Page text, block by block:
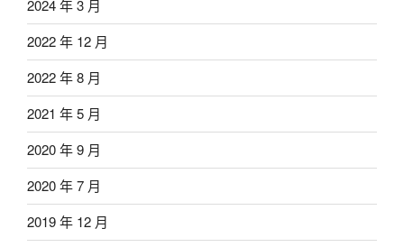
2024 年 3 月
2022 年 12 月
2022 年 8 月
2021 年 5 月
2020 年 9 月
2020 年 7 月
2019 年 12 月